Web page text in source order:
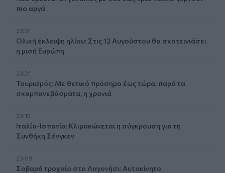
πιο αργά
23:31
Ολική έκλειψη ηλίου: Στις 12 Αυγούστου θα σκοτεινιάσει
η μισή Ευρώπη
23:21
Τουρισμός: Με θετικό πρόσημο έως τώρα, παρά τα
σκαμπανεβάσματα, η χρονιά
23:15
Ιταλία-Ισπανία: Κλιμακώνεται η σύγκρουση για τη
Συνθήκη Σένγκεν
23:09
Σοβαρό τροχαίο στο Λαγονήσι: Αυτοκίνητο